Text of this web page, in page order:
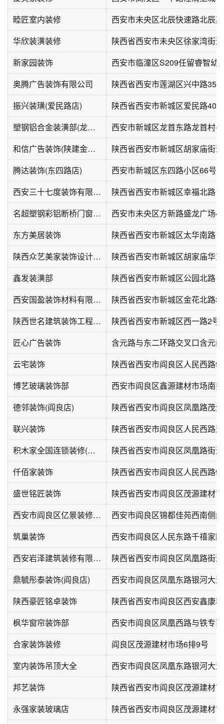
睦匠室内装修
华欣装潢装修
新家园装饰
西安市临潼区S209任留睿智幼
奥腾广告装饰有限公司
陕西省西安市莲湖区兴中路35号
振兴装璜(爱民路店)
陕西省西安市新城区爱民路40-
塑钢铝合金装潢部(龙首村店)
西安市新城区龙首东路龙首村-
和信广告装饰(陕建金牛勤工路住宅区店)
陕西省西安市新城区胡家庙街
腾达装饰(东四路店)
西安市新城区东四路小区66号
西安三十七度装饰有限公司
陕西省西安市新城区幸福北路
名超塑钢彩铝断桥门窗装潢部(未央区粮食局家属院店)
西安市未央区方新路盛龙广场4
东方美居装饰
陕西众艺美家装饰设计工程有限公司
鑫发装潢部
陕西省西安市新城区公园北路
西安国盈装饰材料有限公司
陕西省西安市新城区金花北路
陕西世名建筑装饰工程有限公司
陕西省西安市新城区西一路2号
匠心广告装饰
云宅装饰
陕西省西安市阎良区人民西路
博艺玻璃装饰部
西安市阎良区鑫源建材市场南
德邻装饰(阎良店)
联兴装饰
陕西省西安市阎良区人民西路
积木家全国连锁装修(阎良旗舰店)
仟佰家装饰
盛世铭匠装饰
陕西省西安市阎良区茂源建材
西安市阎良区亿景装修建材销售中心
西安市阎良区锦都佳苑西南侧
筑巢装饰
西安市阎良区人民东路千禧家
西安岩泽建筑装修有限公司
陕西省西安市阎良区凤凰路街
鼎毓彤泰装饰(阎良店)
陕西豪匠铭卓装饰
枫华窗帘装饰部
合家装饰装修
阎良区茂源建材市场6排9号
室内装饰吊顶大全
邦艺装饰
陕西省西安市阎良区茂源建材
永强家装玻璃店